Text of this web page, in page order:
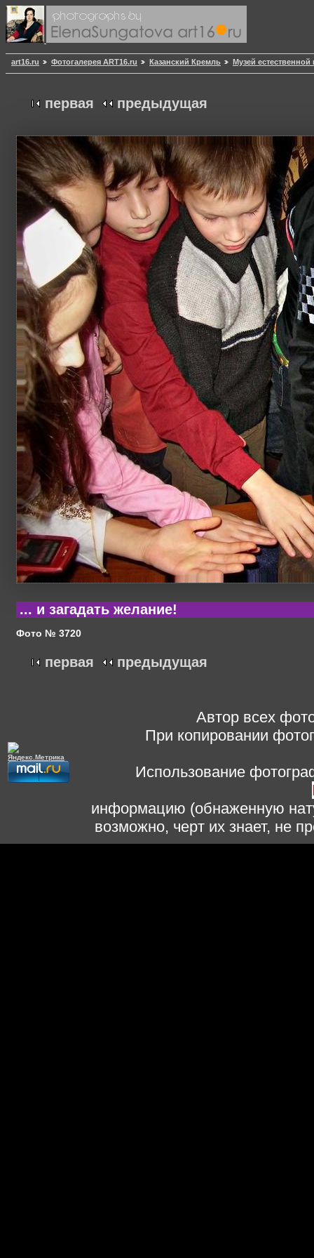
art16.ru Фотогалерея ART16.ru Казанский Кремль Музей естественной
первая предыдущая
... и загадать желание!
Фото № 3720
первая предыдущая
Автор всех
При копировании
Использование
информацию (обнаженную
возможно, черт их знает, не